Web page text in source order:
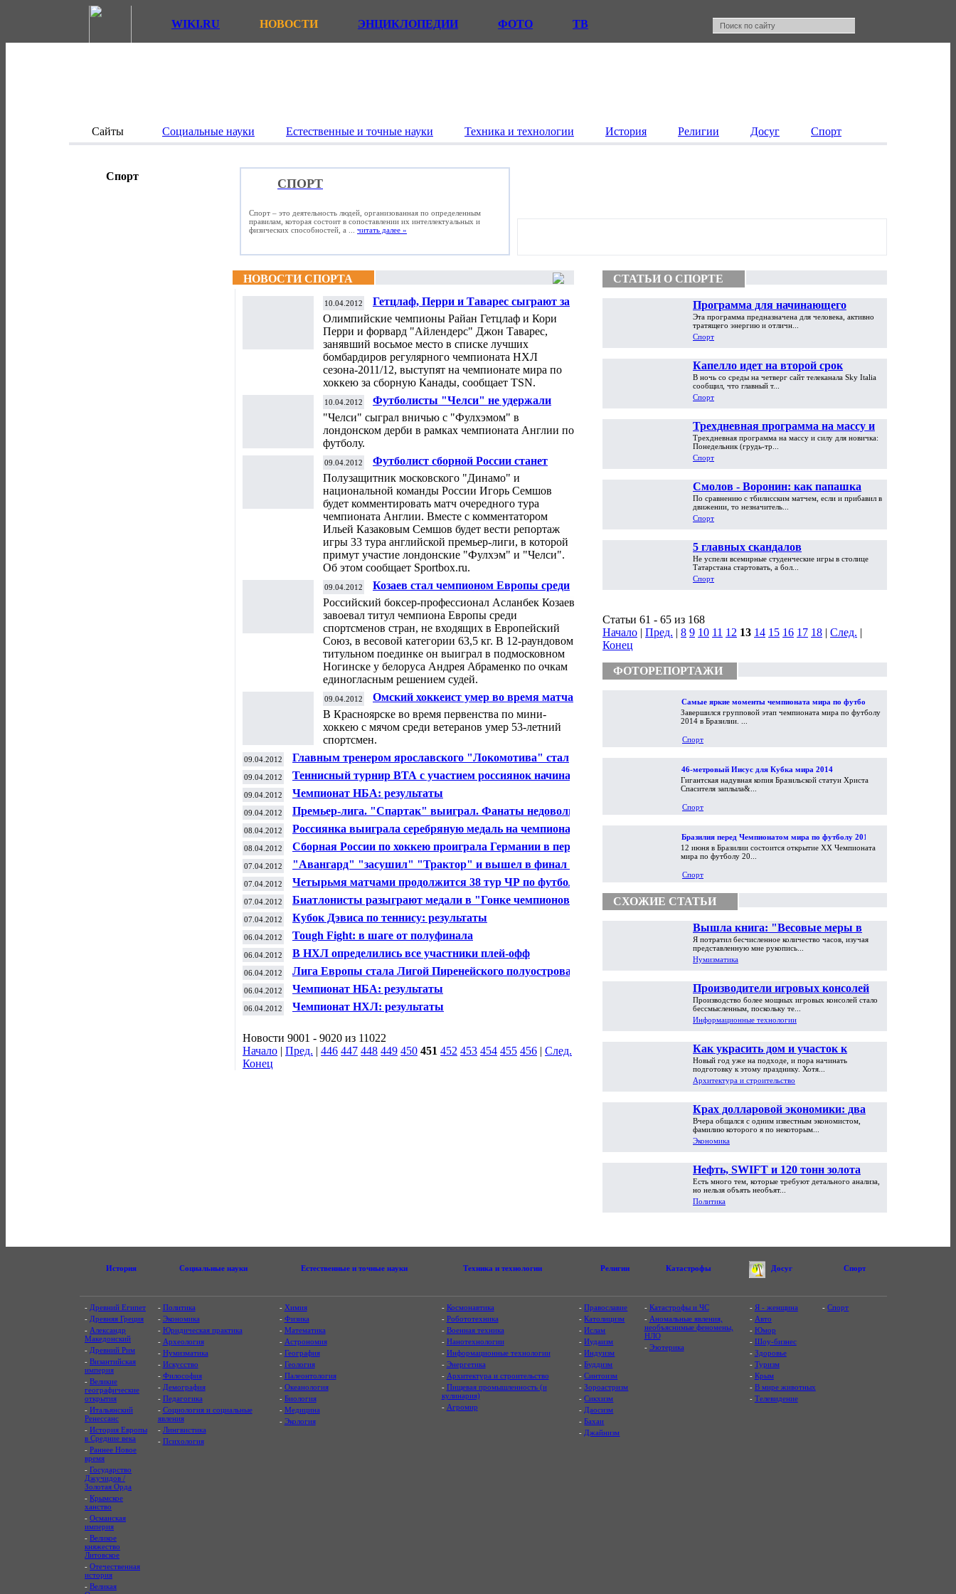
WIKI.RU НОВОСТИ ЭНЦИКЛОПЕДИИ ФОТО ТВ
Сайты Социальные науки Естественные и точные науки Техника и технологии История Религии Досуг Спорт
Спорт
СПОРТ
Спорт – это деятельность людей, организованная по определенным
правилам, которая состоит в сопоставлении их интеллектуальных и
физических способностей, а ... читать далее »
НОВОСТИ СПОРТА
10.04.2012
Гетцлаф, Перри и Таварес сыграют за
сборную Канады на ЧМ по хоккею
Олимпийские чемпионы Райан Гетцлаф и Кори
Перри и форвард "Айлендерс" Джон Таварес,
занявший восьмое место в списке лучших
бомбардиров регулярного чемпионата НХЛ
сезона-2011/12, выступят на чемпионате мира по
хоккею за сборную Канады, сообщает TSN.
10.04.2012
Футболисты "Челси" не удержали
победный счет в игре с "Фулхэмом"
"Челси" сыграл вничью с "Фулхэмом" в
лондонском дерби в рамках чемпионата Англии по
футболу.
09.04.2012
Футболист сборной России станет
телекомментатором
Полузащитник московского "Динамо" и
национальной команды России Игорь Семшов
будет комментировать матч очередного тура
чемпионата Англии. Вместе с комментатором
Ильей Казаковым Семшов будет вести репортаж
игры 33 тура английской премьер-лиги, в которой
примут участие лондонские "Фулхэм" и "Челси".
Об этом сообщает Sportbox.ru.
09.04.2012
Козаев стал чемпионом Европы среди
профи
Российский боксер-профессионал Асланбек Козаев
завоевал титул чемпиона Европы среди
спортсменов стран, не входящих в Европейский
Союз, в весовой категории 63,5 кг. В 12-раундовом
титульном поединке он выиграл в подмосковном
Ногинске у белоруса Андрея Абраменко по очкам
единогласным решением судей.
09.04.2012
Омский хоккеист умер во время матча
В Красноярске во время первенства по мини-
хоккею с мячом среди ветеранов умер 53-летний
спортсмен.
09.04.2012
Главным тренером ярославского "Локомотива" стал
американец
09.04.2012
Теннисный турнир ВТА с участием россиянок начинается
в Дании
09.04.2012 Чемпионат НБА: результаты
09.04.2012 Премьер-лига. "Спартак" выиграл. Фанаты недовольны
08.04.2012
Россиянка выиграла серебряную медаль на чемпионате
мира по велотреку
08.04.2012
Сборная России по хоккею проиграла Германии в первом
матче
07.04.2012
"Авангард" "засушил" "Трактор" и вышел в финал плей-
офф КХЛ
07.04.2012 Четырьмя матчами продолжится 38 тур ЧР по футболу
07.04.2012 Биатлонисты разыграют медали в "Гонке чемпионов"
07.04.2012 Кубок Дэвиса по теннису: результаты
06.04.2012 Tough Fight: в шаге от полуфинала
06.04.2012 В НХЛ определились все участники плей-офф
06.04.2012 Лига Европы стала Лигой Пиренейского полуострова
06.04.2012 Чемпионат НБА: результаты
06.04.2012 Чемпионат НХЛ: результаты
Новости 9001 - 9020 из 11022
Начало | Пред. | 446 447 448 449 450 451 452 453 454 455 456 | След.
Конец
СТАТЬИ О СПОРТЕ
Программа для начинающего
пикапера
Эта программа предназначена для человека, активно
тратящего энергию и отличн...
Спорт
Капелло идет на второй срок
В ночь со среды на четверг сайт телеканала Sky Italia
сообщил, что главный т...
Спорт
Трехдневная программа на массу и
силу для новичка
Трехдневная программа на массу и силу для новичка:
Понедельник (грудь-тр...
Спорт
Смолов - Воронин: как папашка
сынка перебегал
По сравнению с тбилисским матчем, если и прибавил в
движении, то незначитель...
Спорт
5 главных скандалов
Универсиады-2013 в Казани
Не успели всемирные студенческие игры в столице
Татарстана стартовать, а бол...
Спорт
Статьи 61 - 65 из 168
Начало | Пред. | 8 9 10 11 12 13 14 15 16 17 18 | След. |
Конец
ФОТОРЕПОРТАЖИ
Самые яркие моменты чемпионата мира по футболу
2014
Завершился групповой этап чемпионата мира по футболу
2014 в Бразилии. ...
Спорт
46-метровый Иисус для Кубка мира 2014
Гигантская надувная копия Бразильской статуи Христа
Спасителя заплыла&...
Спорт
Бразилия перед Чемпионатом мира по футболу 2014
12 июня в Бразилии состоится открытие XX Чемпионата
мира по футболу 20...
Спорт
СХОЖИЕ СТАТЬИ
Вышла книга: "Весовые меры в
торговой практике Античности и
Средневековья"
Я потратил бесчисленное количество часов, изучая
представленную мне рукопись...
Нумизматика
Производители игровых консолей
достигли предела возможностей
Производство более мощных игровых консолей стало
бессмысленным, поскольку те...
Информационные технологии
Как украсить дом и участок к
Новому году
Новый год уже на подходе, и пора начинать
подготовку к этому празднику. Хотя...
Архитектура и строительство
Крах долларовой экономики: два
пути обрушения
Вчера общался с одним известным экономистом,
фамилию которого я по некоторым...
Экономика
Нефть, SWIFT и 120 тонн золота
Есть много тем, которые требуют детального анализа,
но нельзя объять необъят...
Политика
История Социальные науки Естественные и точные науки Техника и технологии Религии Катастрофы Досуг Спорт
- Древний Египет
- Древняя Греция
- Александр
Македонский
- Древний Рим
- Византийская
империя
- Великие
географические
открытия
- Итальянский
Ренессанс
- История Европы
в Средние века
- Раннее Новое
время
- Государство
Джучидов /
Золотая Орда
- Крымское
ханство
- Османская
империя
- Великое
княжество
Литовское
- Отечественная
история
- Великая
- Политика
- Экономика
- Юридическая практика
- Археология
- Нумизматика
- Искусство
- Философия
- Демография
- Педагогика
- Социология и социальные
явления
- Лингвистика
- Психология
- Химия
- Физика
- Математика
- Астрономия
- География
- Геология
- Палеонтология
- Океанология
- Биология
- Медицина
- Экология
- Космонавтика
- Робототехника
- Военная техника
- Нанотехнологии
- Информационные технологии
- Энергетика
- Архитектура и строительство
- Пищевая промышленность (и
кулинария)
- Агромир
-Православие
-Католицизм
-Ислам
-Иудаизм
-Индуизм
-Буддизм
-Синтоизм
-Зороастризм
-Сикхизм
- Даосизм
-Бахаи
- Джайнизм
- Катастрофы и ЧС
- Аномальные явления,
необъяснимые феномены,
НЛО
- Эзотерика
- Я - женщина
- Авто
- Юмор
- Шоу-бизнес
- Здоровье
- Туризм
- Крым
- В мире животных
- Телевидение
-Спорт